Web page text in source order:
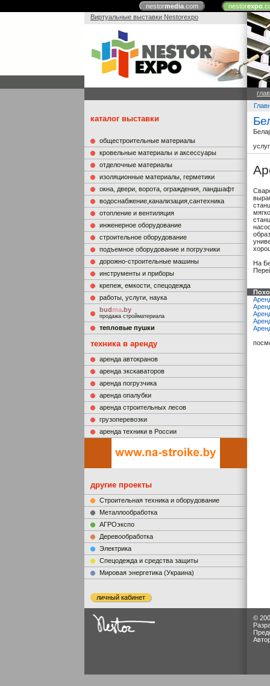
nestormedia.com nestorexpo
Виртуальные выставки Nestorexpo
каталог выставки
общестроительные материалы
кровельные материалы и аксессуары
отделочные материалы
изоляционные материалы, герметики
окна, двери, ворота, ограждения, ландшафт
водоснабжение,канализация,сантехника
отопление и вентиляция
инженерное оборудование
строительное оборудование
подъемное оборудование и погрузчики
дорожно-строительные машины
инструменты и приборы
крепеж, емкости, спецодежда
работы, услуги, наука
budma.by
продажа стройматериала
тепловые пушки
техника в аренду
аренда автокранов
аренда экскаваторов
аренда погрузчика
аренда опалубки
аренда строительных лесов
грузоперевозки
аренда техники в России
другие проекты
Строительная техника и оборудование
Металлообработка
АГРОэкспо
Деревообработка
Электрика
Cпецодежда и средства защиты
Мировая энергетика (Украина)
личный кабинет
На
©